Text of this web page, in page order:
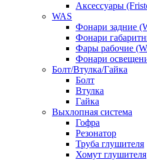
Аксессуары
WAS
Фонари задние
Фонари
Фары рабочие
Фонари
Болт/Втулка/Гайка
Болт
Втулка
Гайка
Выхлопная система
Гофра
Резонатор
Труба глушителя
Хомут глушителя